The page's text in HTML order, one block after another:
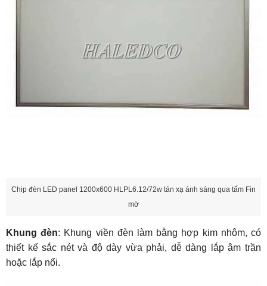
Chip đèn LED panel 1200x600 HLPL6.12/72w tán xạ ánh sáng qua tấm Fin
mờ
Khung đèn: Khung viền đèn làm bằng hợp kim nhôm, có
thiết kế sắc nét và độ dày vừa phải, dễ dàng lắp âm trần
hoặc lắp nổi.